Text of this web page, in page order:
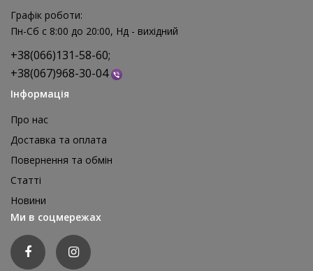
Реквізит для аніматора Мішки для стрибків, 4 шт
Графік роботи:
Пн-Сб с 8:00 до 20:00, Нд - вихідний
+38(066)131-58-60;
+38(067)968-30-04
Інформація
Про нас
Доставка та оплата
Повернення та обмін
Статті
Новини
Ми в соцмережах